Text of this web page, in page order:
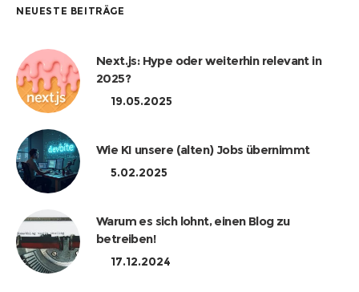
NEUESTE BEITRÄGE
Next.js: Hype oder weiterhin relevant in
2025?
19.05.2025
Wie KI unsere (alten) Jobs übernimmt
5.02.2025
Warum es sich lohnt, einen Blog zu
betreiben!
17.12.2024